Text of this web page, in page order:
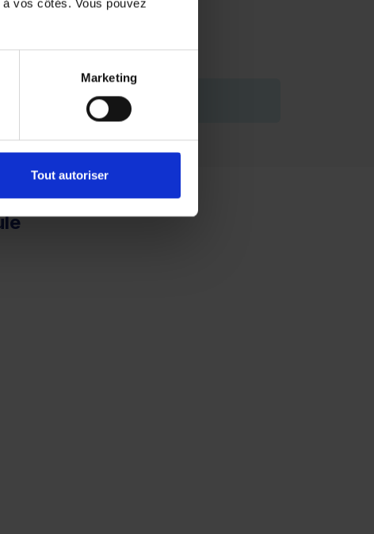
vos côtés. Vous pouvez
Marketing
Tout autoriser
de vous engager.